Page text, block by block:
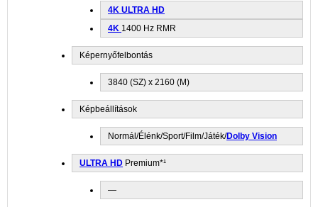
4K ULTRA HD
4K 1400 Hz RMR
Képernyőfelbontás
3840 (SZ) x 2160 (M)
Képbeállítások
Normál/Élénk/Sport/Film/Játék/Dolby Vision
ULTRA HD Premium*¹
—